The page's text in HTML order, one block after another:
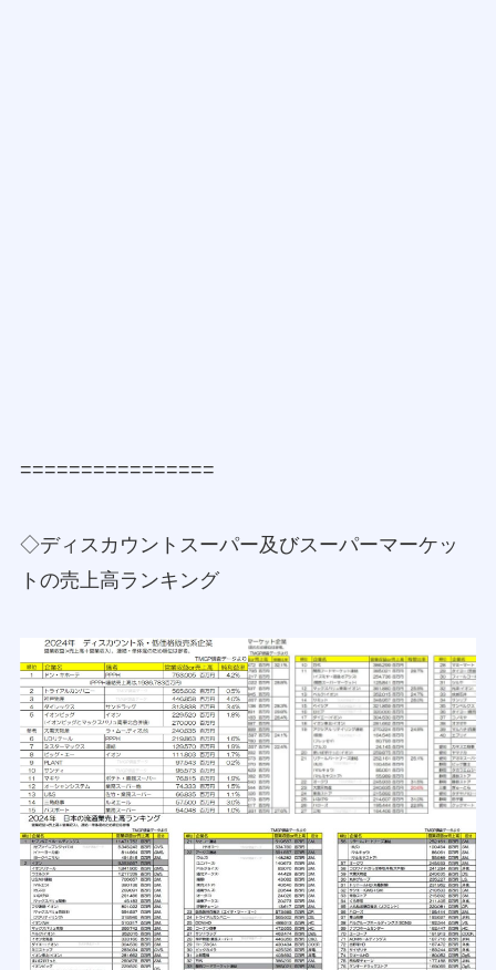
================
◇ディスカウントスーパー及びスーパーマーケッ
トの売上高ランキング